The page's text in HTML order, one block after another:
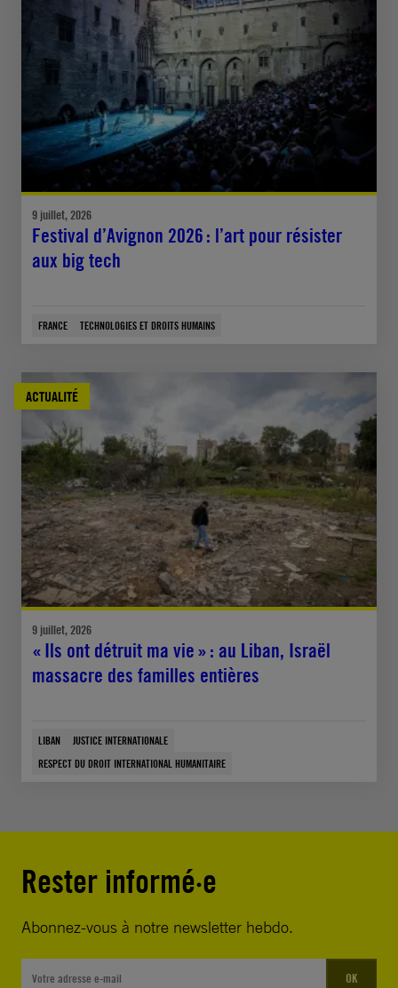
9 juillet, 2026
Festival d’Avignon 2026 : l’art pour résister
aux big tech
FRANCE TECHNOLOGIES ET DROITS HUMAINS
ACTUALITÉ
9 juillet, 2026
« Ils ont détruit ma vie » : au Liban, Israël
massacre des familles entières
LIBAN
JUSTICE INTERNATIONALE
RESPECT DU DROIT INTERNATIONAL HUMANITAIRE
Rester informé·e
Abonnez-vous à notre newsletter hebdo.
OK